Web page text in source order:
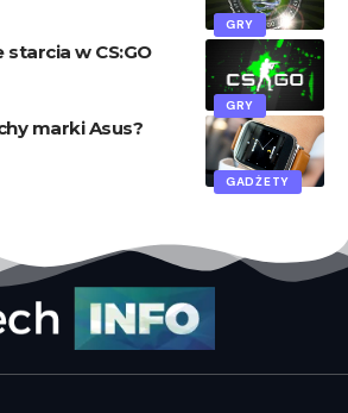
GRY
GRY
w CS:GO
GADŻETY
marki Asus?